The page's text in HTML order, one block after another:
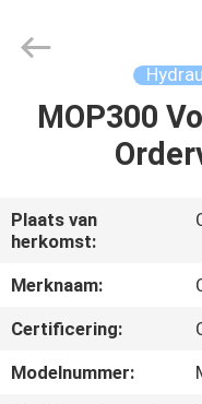
HUIS
OVER
ONS
LTD.
MOP300
Plaats van
herkomst:
Merknaam:
Certificering:
Modelnummer: